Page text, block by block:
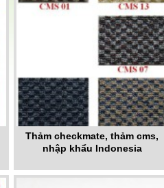
Thảm checkmate, thảm cms,
nhập khẩu Indonesia